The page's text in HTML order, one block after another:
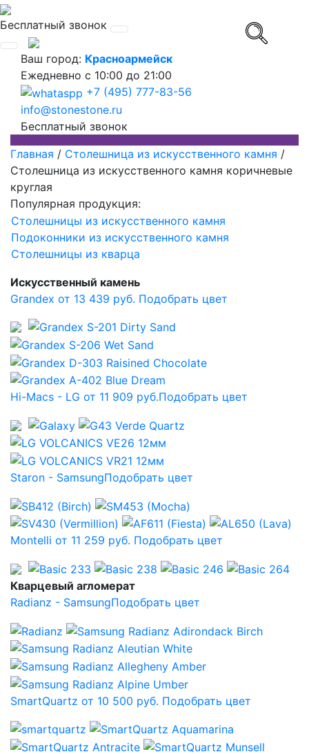
Бесплатный звонок
Ваш город: Красноармейск
Ежедневно с 10:00 до 21:00
+7 (495) 777-83-56
info@stonestone.ru
Бесплатный звонок
Главная / Столешница из искусственного камня /
Столешница из искусственного камня коричневые
круглая
Популярная продукция:
Столешницы из искусственного камня
Подоконники из искусственного камня
Столешницы из кварца
Искусственный камень
Grandex от 13 439 руб. Подобрать цвет
Hi-Macs - LG от 11 909 руб.Подобрать цвет
Staron - SamsungПодобрать цвет
Montelli от 11 259 руб. Подобрать цвет
Кварцевый агломерат
Radianz - SamsungПодобрать цвет
SmartQuartz от 10 500 руб. Подобрать цвет